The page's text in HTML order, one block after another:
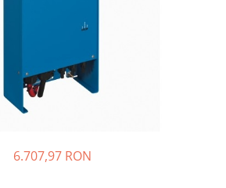
6.707,97 RON